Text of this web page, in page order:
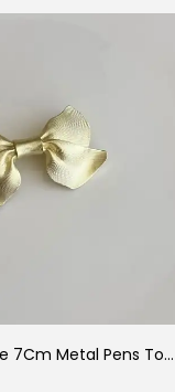
Aksesauar Kurdele 7Cm Metal Pens Toka